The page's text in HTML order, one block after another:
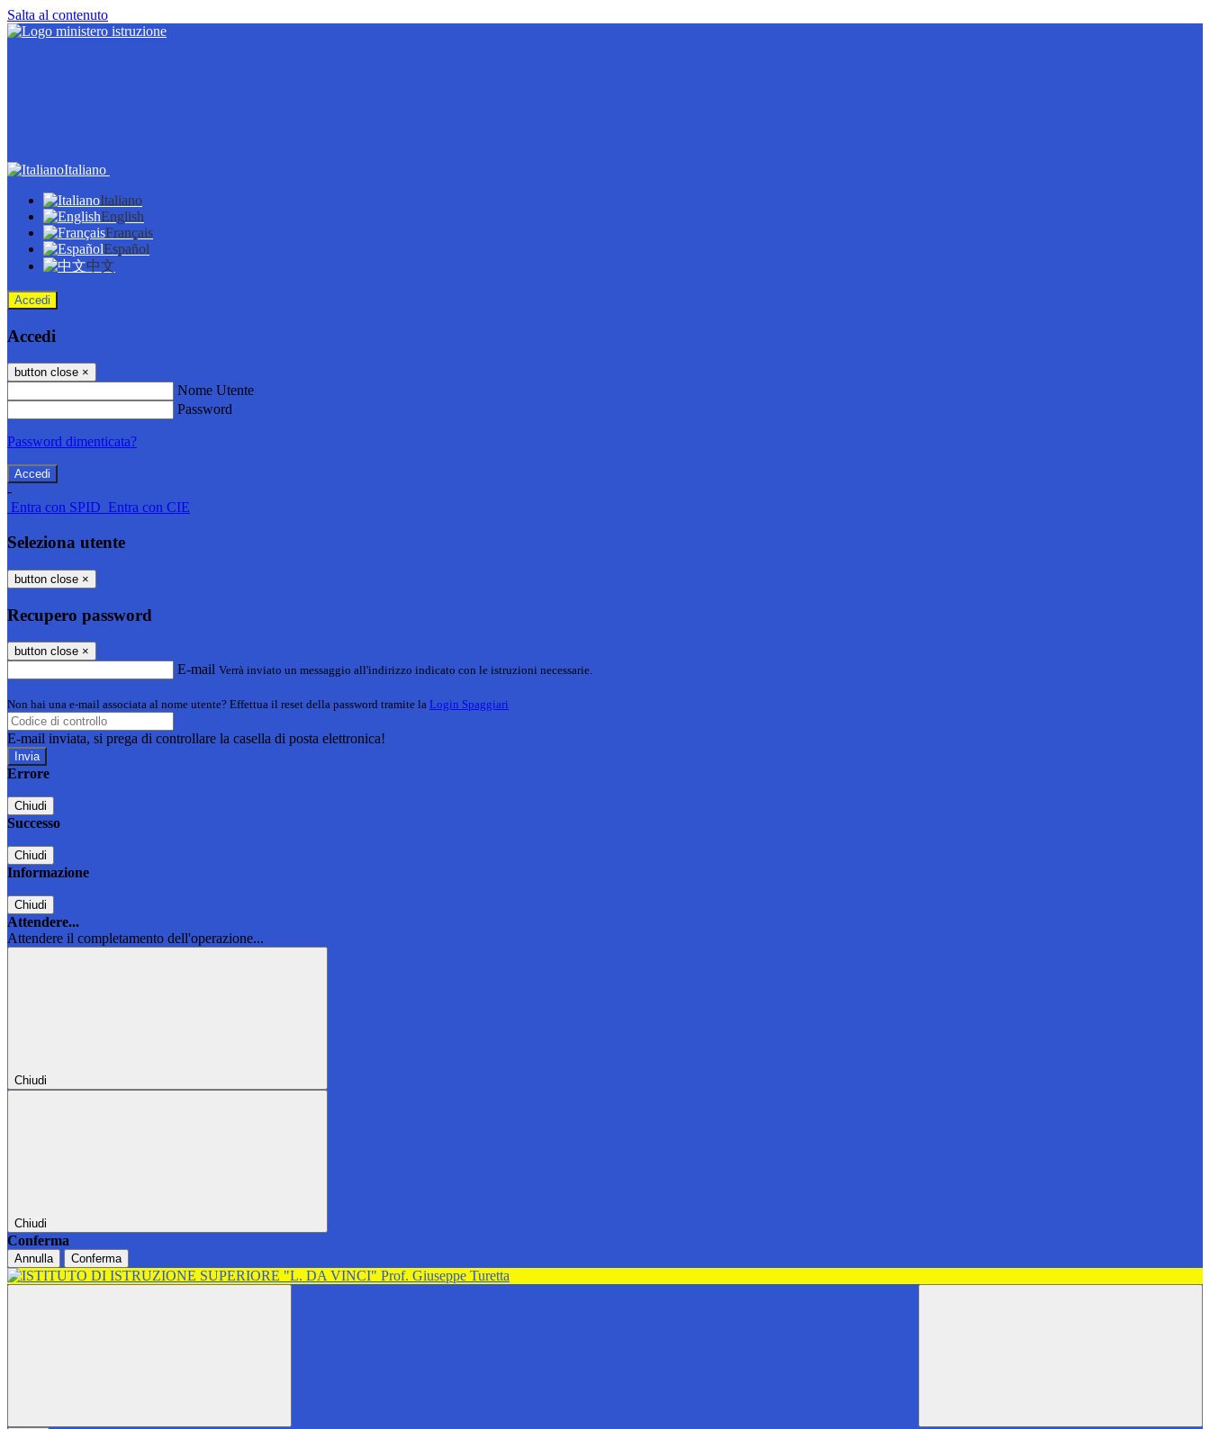
Salta al contenuto
Italiano
Italiano
English
Français
Español
中文
Accedi
Accedi
button close ×
Nome Utente
Password
Password dimenticata?
-
Entra con SPID Entra con CIE
Seleziona utente
button close ×
Recupero password
button close ×
E-mail Verrà inviato un messaggio all'indirizzo indicato con le istruzioni necessarie.
Non hai una e-mail associata al nome utente? Effettua il reset della password tramite la Login Spaggiari
E-mail inviata, si prega di controllare la casella di posta elettronica!
Errore
Chiudi
Successo
Chiudi
Informazione
Chiudi
Attendere...
Attendere il completamento dell'operazione...
Chiudi
Chiudi
Conferma
Annulla Conferma